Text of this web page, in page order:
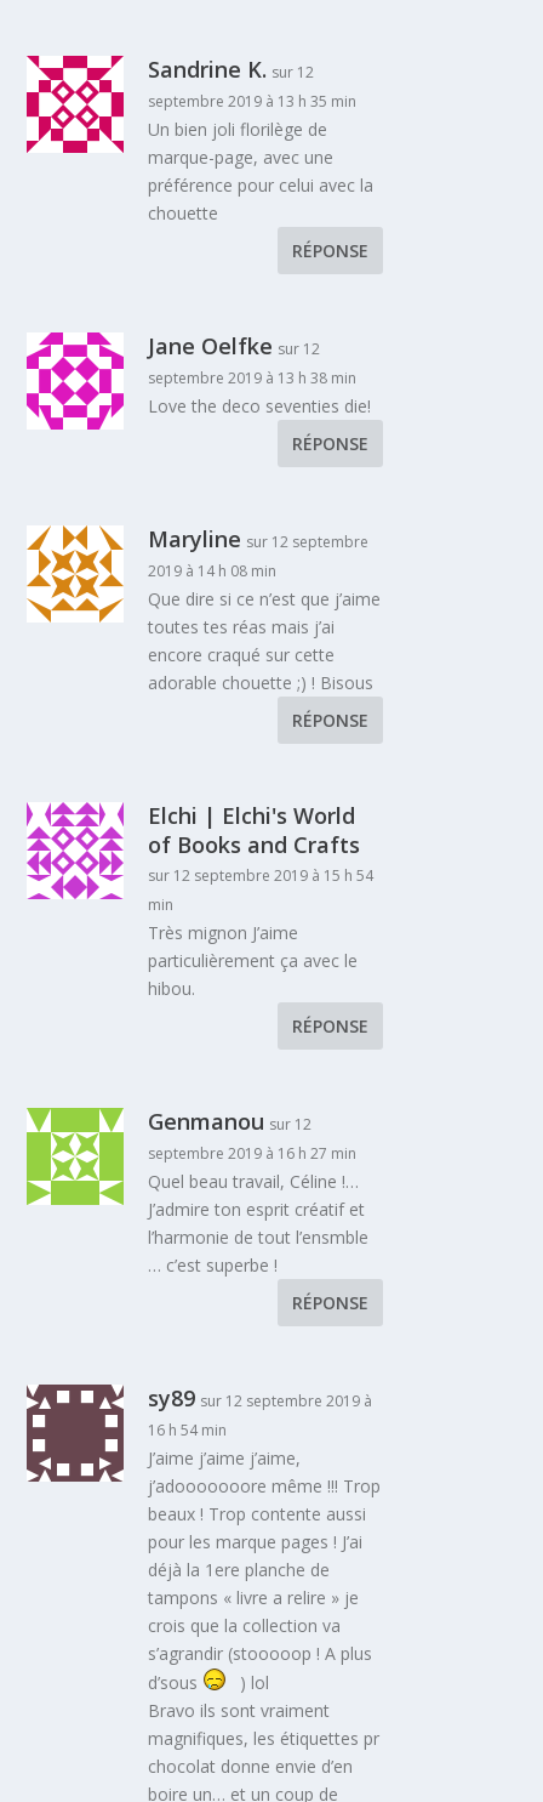
Sandrine K. sur 12
septembre 2019 à 13 h 35 min
Un bien joli florilège de
marque-page, avec une
préférence pour celui avec la
chouette
RÉPONSE
Jane Oelfke sur 12
septembre 2019 à 13 h 38 min
Love the deco seventies die!
RÉPONSE
Maryline sur 12 septembre
2019 à 14 h 08 min
Que dire si ce n’est que j’aime
toutes tes réas mais j’ai
encore craqué sur cette
adorable chouette ;) ! Bisous
RÉPONSE
Elchi | Elchi's World
of Books and Crafts
sur 12 septembre 2019 à 15 h 54
min
Très mignon J’aime
particulièrement ça avec le
hibou.
RÉPONSE
Genmanou sur 12
septembre 2019 à 16 h 27 min
Quel beau travail, Céline !…
J’admire ton esprit créatif et
l’harmonie de tout l’ensmble
… c’est superbe !
RÉPONSE
sy89 sur 12 septembre 2019 à
16 h 54 min
J’aime j’aime j’aime,
j’adooooooore même !!! Trop
beaux ! Trop contente aussi
pour les marque pages ! J’ai
déjà la 1ere planche de
tampons « livre a relire » je
crois que la collection va
s’agrandir (stooooop ! A plus
d’sous
) lol
Bravo ils sont vraiment
magnifiques, les étiquettes pr
chocolat donne envie d’en
boire un… et un coup de